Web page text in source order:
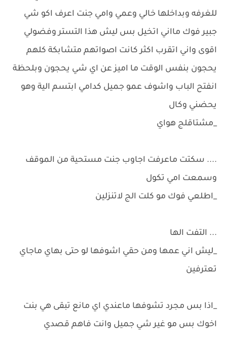
للغرفه وبداخلها خالي وعمي وامي جنت اعرف اكو شي
جبير فوك مااني اتخيل بس ليش هذا التستر وفضولي
اقوى واني اتقرب اكثر كانت اصواتهم متشابكة كلهم
يحجون بنفس الوقت ما اميز عن اي شي يحجون وبلحظة
انفتح الباب واشوف عمو جميل كدامي ابتسم الية وهو
يحضني وكال
_مشتاقلج هواي
.... سكتت ماعرفت اجاوب جنت مستحية من الموقف
وسمعت امي تكول
_اطلعي فوك مو كلت الج لاتنزلين
... التفت الها
_ليش اني عمها ومن حقي اشوفها لو حتى بهاي ماجاي
تعترفين
_اذا بس مجرد تشوفها ماعندي اي مانع تبقى هي بنت
اخوك بس مو غير شي جميل وانت فاهم قصدي